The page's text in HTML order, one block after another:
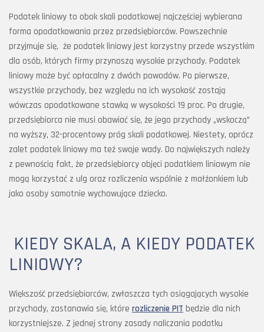
Podatek liniowy to obok skali podatkowej najczęściej wybierana
forma opodatkowania przez przedsiębiorców. Powszechnie
przyjmuje się, że podatek liniowy jest korzystny przede wszystkim
dla osób, których firmy przynoszą wysokie przychody. Podatek
liniowy może być opłacalny z dwóch powodów. Po pierwsze,
wszystkie przychody, bez względu na ich wysokość zostają
wówczas opodatkowane stawką w wysokości 19 proc. Po drugie,
przedsiębiorca nie musi obawiać się, że jego przychody „wskoczą”
na wyższy, 32-procentowy próg skali podatkowej. Niestety, oprócz
zalet podatek liniowy ma też swoje wady. Do największych należy
z pewnością fakt, że przedsiębiorcy objęci podatkiem liniowym nie
mogą korzystać z ulg oraz rozliczenia wspólnie z małżonkiem lub
jako osoby samotnie wychowujące dziecko.
KIEDY SKALA, A KIEDY PODATEK
LINIOWY?
Większość przedsiębiorców, zwłaszcza tych osiągających wysokie
przychody, zastanawia się, które rozliczenie PIT będzie dla nich
korzystniejsze. Z jednej strony zasady naliczania podatku